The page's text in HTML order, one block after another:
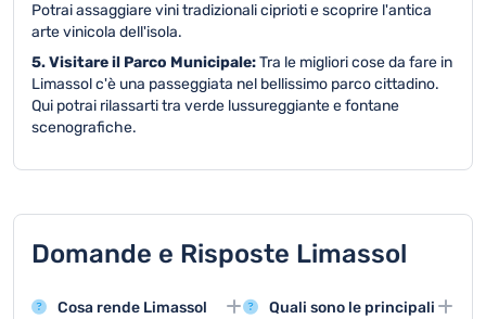
Potrai assaggiare vini tradizionali ciprioti e scoprire l'antica
arte vinicola dell'isola.
5. Visitare il Parco Municipale:Tra le migliori cose da fare in
Limassol c'è una passeggiata nel bellissimo parco cittadino.
Qui potrai rilassarti tra verde lussureggiante e fontane
scenografiche.
Domande e Risposte Limassol
Cosa rende Limassol
Quali sono le principali